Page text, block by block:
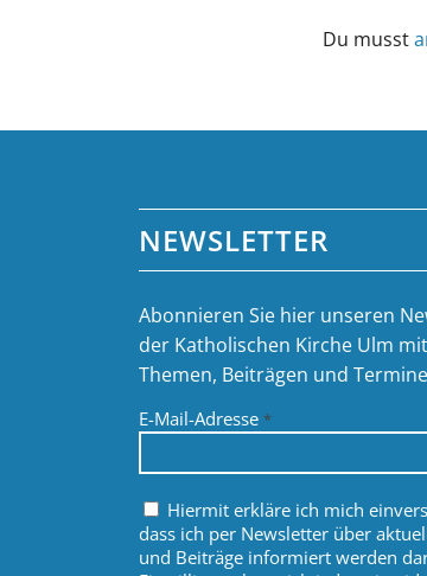
Du musst
NEWSLETTER
Abonnieren Sie hier unseren
der Katholischen Kirche Ulm
Themen, Beiträgen und
E-Mail-Adresse*
Hiermit erkläre ich mich
dass ich per Newsletter über
und Beiträge informiert werden